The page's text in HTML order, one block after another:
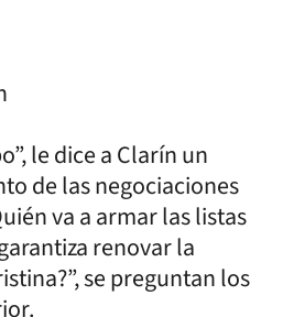
le dice a Clarín un
de las negociaciones
va a armar las listas
renovar la
se preguntan los